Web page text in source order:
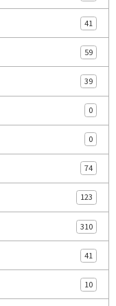
41
59
39
0
0
74
123
310
41
10